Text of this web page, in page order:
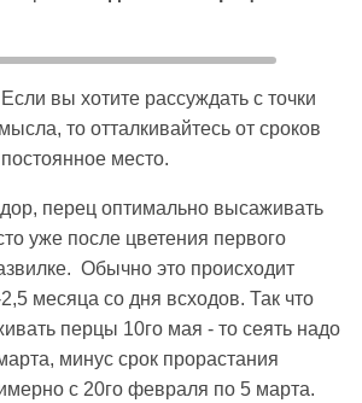
Если вы хотите рассуждать с точки
то отталкивайтесь от сроков
место.
перец оптимально высаживать
уже после цветения первого
Обычно это происходит
месяца со дня всходов. Так что
перцы 10го мая - то сеять надо
минус срок прорастания
с 20го февраля по 5 марта.